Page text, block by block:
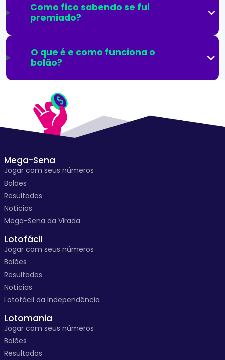
Como fico sabendo se fui
premiado?
O que é e como funciona o
bolão?
Mega-Sena
Jogar com seus números
Bolões
Resultados
Notícias
Mega-Sena da Virada
Lotofácil
Jogar com seus números
Bolões
Resultados
Notícias
Lotofácil da Independência
Lotomania
Jogar com seus números
Bolões
Resultados